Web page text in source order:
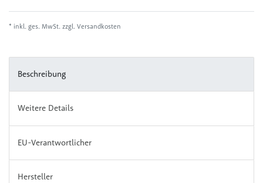
* inkl. ges. MwSt. zzgl. Versandkosten
Beschreibung
Weitere Details
EU-Verantwortlicher
Hersteller